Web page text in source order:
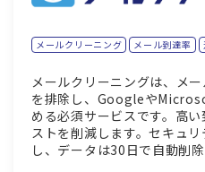
メールクリーニング メール到達率
メールクリーニングは、メ
を排除し、Googleや
める必須サービスです。高
ストを削減します。セキュ
し、データは30日で自動削